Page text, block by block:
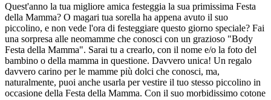
Quest'anno la tua migliore amica festeggia la sua primissima Festa
della Mamma? O magari tua sorella ha appena avuto il suo
piccolino, e non vede l'ora di festeggiare questo giorno speciale? Fai
una sorpresa alle neomamme che conosci con un grazioso "Body
Festa della Mamma". Sarai tu a crearlo, con il nome e/o la foto del
bambino o della mamma in questione. Davvero unica! Un regalo
davvero carino per le mamme più dolci che conosci, ma,
naturalmente, puoi anche usarla per vestire il tuo stesso piccolino in
occasione della Festa della Mamma. Con il suo morbidissimo cotone